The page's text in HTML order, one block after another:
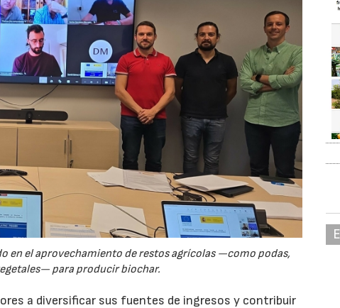
en el aprovechamiento de restos agrícolas —como podas,
para producir biochar.
a diversificar sus fuentes de ingresos y contribuir
23/07/2026 30/07/2026